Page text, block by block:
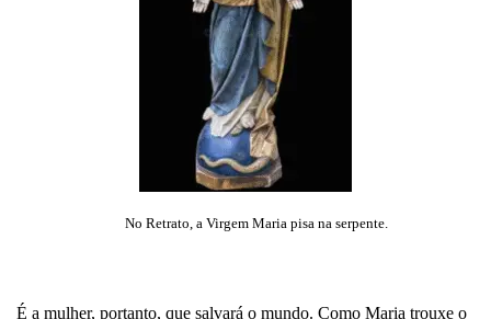
No Retrato, a Virgem Maria pisa na serpente.
É a mulher, portanto, que salvará o mundo. Como Maria trouxe o